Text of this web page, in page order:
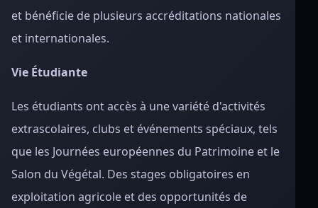
et bénéficie de plusieurs accréditations nationales
et internationales.
Vie Étudiante
Les étudiants ont accès à une variété d'activités
extrascolaires, clubs et événements spéciaux, tels
que les Journées européennes du Patrimoine et le
Salon du Végétal. Des stages obligatoires en
exploitation agricole et des opportunités de